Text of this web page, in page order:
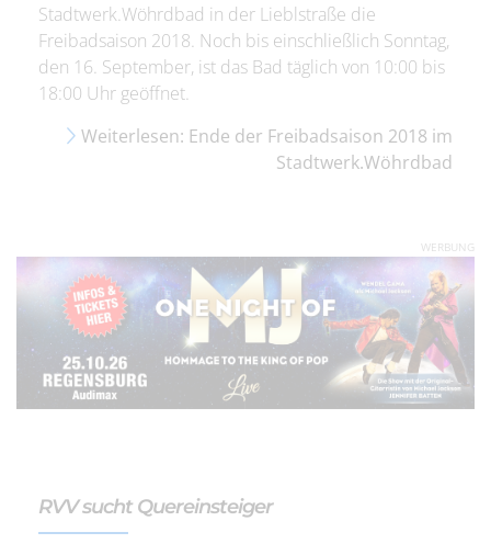
Stadtwerk.Wöhrdbad in der Lieblstraße die
Freibadsaison 2018. Noch bis einschließlich Sonntag,
den 16. September, ist das Bad täglich von 10:00 bis
18:00 Uhr geöffnet.
Weiterlesen: Ende der Freibadsaison 2018 im
Stadtwerk.Wöhrdbad
WERBUNG
RVV sucht Quereinsteiger